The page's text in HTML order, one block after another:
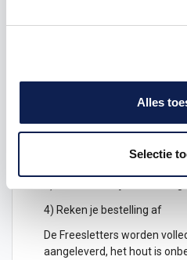
Alles
Selectie
5cm tot een hoogte van
houtsoort, maar is niet
1) Geef aan welke formaat
aantal letters aan
4) Reken je bestelling af
De Freesletters worden
aangeleverd, het hout is